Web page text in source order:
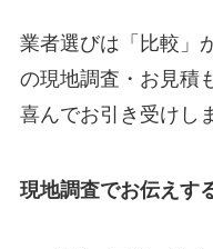
業者選びは「比較」
の現地調査・お見積
喜んでお引き受けし
現地調査でお伝えす